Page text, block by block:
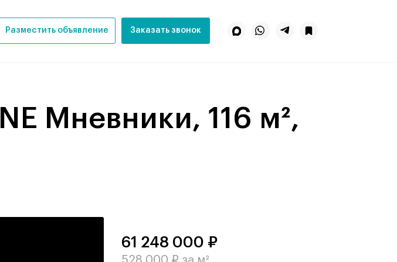
Разместить объявление Заказать звонок
61 248 000 ₽